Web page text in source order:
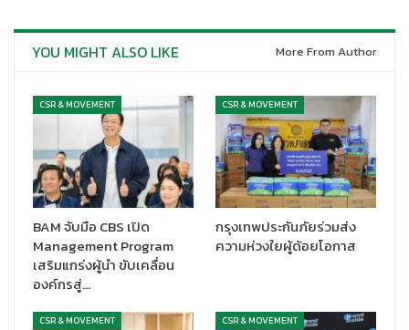
และบุคคลออทิสติก สร้างสรรค์ผลงานดีๆ จากสองมือเด็กพิเศษ…เปิด
มอบความสุขให้กับเหล่าคนสำคัญของศุภาลัยด้วยผลงานที่มาจาก
ความตั้งใจของน้องๆ ศิลปินมากความสามารถ คือ น้องกาญจ์, น้องทิว
และน้องดิว
YOU MIGHT ALSO LIKE More From Author
CSR & MOVEMENT
BAM จับมือ CBS เปิด
Management Program
เสริมแกร่งผู้นำ ขับเคลื่อน
องค์กรสู่…
CSR & MOVEMENT
กรุงเทพประกันภัยร่วมส่ง
ความห่วงใยผู้ด้อยโอกาส
CSR & MOVEMENT CSR & MOVEMENT